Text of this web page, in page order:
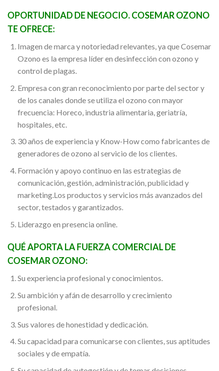
OPORTUNIDAD DE NEGOCIO. COSEMAR OZONO
TE OFRECE:
Imagen de marca y notoriedad relevantes, ya que Cosemar
Ozono es la empresa líder en desinfección con ozono y
control de plagas.
Empresa con gran reconocimiento por parte del sector y
de los canales donde se utiliza el ozono con mayor
frecuencia: Horeco, industria alimentaria, geriatría,
hospitales, etc.
30 años de experiencia y Know-How como fabricantes de
generadores de ozono al servicio de los clientes.
Formación y apoyo continuo en las estrategias de
comunicación, gestión, administración, publicidad y
marketing.Los productos y servicios más avanzados del
sector, testados y garantizados.
Liderazgo en presencia online.
QUÉ APORTA LA FUERZA COMERCIAL DE
COSEMAR OZONO:
Su experiencia profesional y conocimientos.
Su ambición y afán de desarrollo y crecimiento
profesional.
Sus valores de honestidad y dedicación.
Su capacidad para comunicarse con clientes, sus aptitudes
sociales y de empatía.